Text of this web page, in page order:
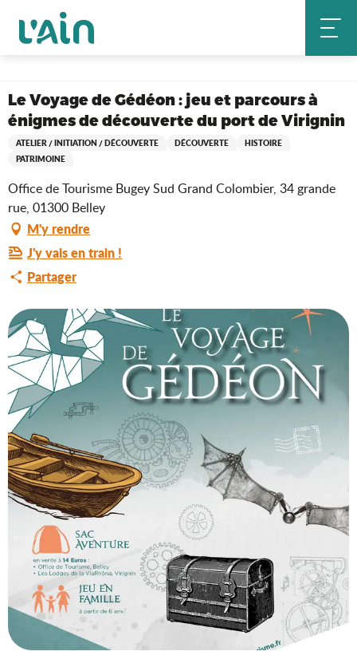
contenu
Accueil
Le Voyage de Gédéon : jeu et parcours à énigmes de découverte du
port de Virignin
Le Voyage de Gédéon : jeu et parcours à
énigmes de découverte du port de Virignin
ATELIER / INITIATION / DÉCOUVERTE DÉCOUVERTE
HISTOIRE
PATRIMOINE
Office de Tourisme Bugey Sud Grand Colombier, 34 grande
rue, 01300 Belley
M'y rendre
J'y vais en train !
Partager